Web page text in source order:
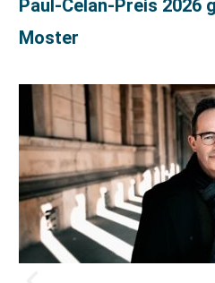
Paul-Celan-Preis 2026
Moster